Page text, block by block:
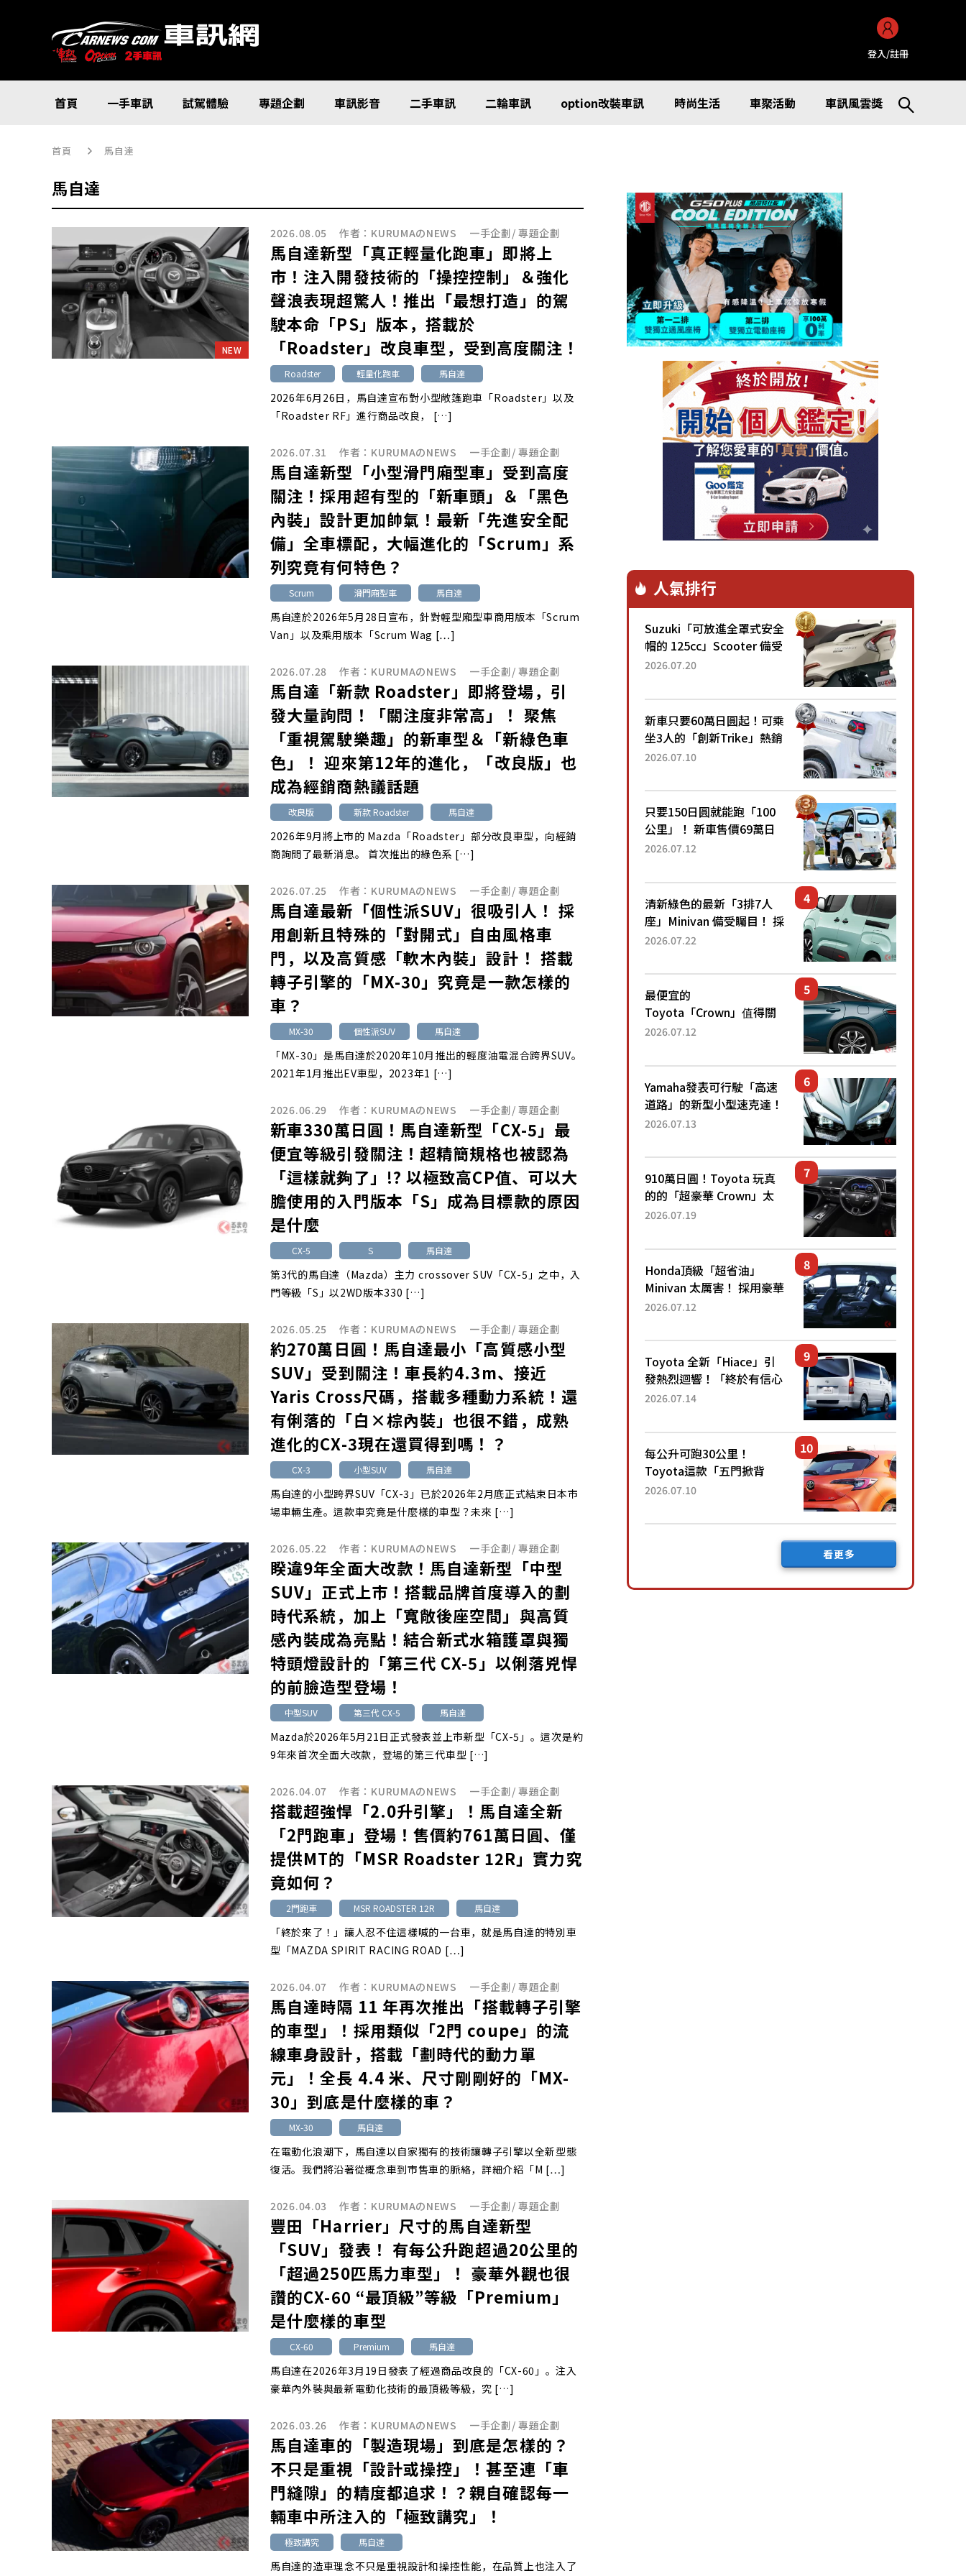
登入/註冊
首頁 一手車訊 試駕體驗 專題企劃 車訊影音 二手車訊 二輪車訊 option改裝車訊 時尚生活 車聚活動 車訊風雲獎
首頁 馬自達
馬自達
NEW
2026.08.05 作者： KURUMAのNEWS 一手企劃 /專題企劃
馬自達新型「真正輕量化跑車」即將上
市！注入開發技術的「操控控制」＆強化
聲浪表現超驚人！推出「最想打造」的駕
駛本命「PS」版本，搭載於
「Roadster」改良車型，受到高度關注！
Roadster 輕量化跑車 馬自達
2026年6月26日，馬自達宣布對小型敞篷跑車「Roadster」以及
「Roadster RF」進行商品改良， […]
2026.07.31 作者： KURUMAのNEWS 一手企劃 /專題企劃
馬自達新型「小型滑門廂型車」受到高度
關注！採用超有型的「新車頭」＆「黑色
內裝」設計更加帥氣！最新「先進安全配
備」全車標配，大幅進化的「Scrum」系
列究竟有何特色？
Scrum 滑門廂型車 馬自達
馬自達於2026年5月28日宣布，針對輕型廂型車商用版本「Scrum
Van」以及乘用版本「Scrum Wag […]
2026.07.28 作者： KURUMAのNEWS 一手企劃 /專題企劃
馬自達「新款 Roadster」即將登場，引
發大量詢問！「關注度非常高」！ 聚焦
「重視駕駛樂趣」的新車型＆「新綠色車
色」！ 迎來第12年的進化，「改良版」也
成為經銷商熱議話題
改良版 新款 Roadster 馬自達
2026年9月將上市的 Mazda「Roadster」部分改良車型，向經銷
商詢問了最新消息。 首次推出的綠色系 […]
2026.07.25 作者： KURUMAのNEWS 一手企劃 /專題企劃
馬自達最新「個性派SUV」很吸引人！ 採
用創新且特殊的「對開式」自由風格車
門，以及高質感「軟木內裝」設計！ 搭載
轉子引擎的「MX-30」究竟是一款怎樣的
車？
MX-30 個性派SUV 馬自達
「MX-30」是馬自達於2020年10月推出的輕度油電混合跨界SUV。
2021年1月推出EV車型，2023年1 […]
2026.06.29 作者： KURUMAのNEWS 一手企劃 /專題企劃
新車330萬日圓！馬自達新型「CX-5」最
便宜等級引發關注！超精簡規格也被認為
「這樣就夠了」!? 以極致高CP值、可以大
膽使用的入門版本「S」成為目標款的原因
是什麼
CX-5 S 馬自達
第3代的馬自達（Mazda）主力 crossover SUV「CX-5」之中，入
門等級「S」以2WD版本330 […]
2026.05.25 作者： KURUMAのNEWS 一手企劃 /專題企劃
約270萬日圓！馬自達最小「高質感小型
SUV」受到關注！車長約4.3m、接近
Yaris Cross尺碼，搭載多種動力系統！還
有俐落的「白×棕內裝」也很不錯，成熟
進化的CX-3現在還買得到嗎！？
CX-3 小型SUV 馬自達
馬自達的小型跨界SUV「CX-3」已於2026年2月底正式結束日本市
場車輛生產。這款車究竟是什麼樣的車型？未來 […]
2026.05.22 作者： KURUMAのNEWS 一手企劃 /專題企劃
睽違9年全面大改款！馬自達新型「中型
SUV」正式上市！搭載品牌首度導入的劃
時代系統，加上「寬敞後座空間」與高質
感內裝成為亮點！結合新式水箱護罩與獨
特頭燈設計的「第三代 CX-5」以俐落兇悍
的前臉造型登場！
中型SUV 第三代 CX-5 馬自達
Mazda於2026年5月21日正式發表並上市新型「CX-5」。這次是約
9年來首次全面大改款，登場的第三代車型 […]
2026.04.07 作者： KURUMAのNEWS 一手企劃 /專題企劃
搭載超強悍「2.0升引擎」！馬自達全新
「2門跑車」登場！售價約761萬日圓、僅
提供MT的「MSR Roadster 12R」實力究
竟如何？
2門跑車 MSR ROADSTER 12R 馬自達
「終於來了！」讓人忍不住這樣喊的一台車，就是馬自達的特別車
型「MAZDA SPIRIT RACING ROAD […]
2026.04.07 作者： KURUMAのNEWS 一手企劃 /專題企劃
馬自達時隔 11 年再次推出「搭載轉子引擎
的車型」！採用類似「2門 coupe」的流
線車身設計，搭載「劃時代的動力單
元」！全長 4.4 米、尺寸剛剛好的「MX-
30」到底是什麼樣的車？
MX-30 馬自達
在電動化浪潮下，馬自達以自家獨有的技術讓轉子引擎以全新型態
復活。我們將沿著從概念車到市售車的脈絡，詳細介紹「M […]
2026.04.03 作者： KURUMAのNEWS 一手企劃 /專題企劃
豐田「Harrier」尺寸的馬自達新型
「SUV」發表！ 有每公升跑超過20公里的
「超過250匹馬力車型」！ 豪華外觀也很
讚的CX-60 “最頂級”等級「Premium」
是什麼樣的車型
CX-60 Premium 馬自達
馬自達在2026年3月19日發表了經過商品改良的「CX-60」。注入
豪華內外裝與最新電動化技術的最頂級等級，究 […]
2026.03.26 作者： KURUMAのNEWS 一手企劃 /專題企劃
馬自達車的「製造現場」到底是怎樣的？
不只是重視「設計或操控」！甚至連「車
門縫隙」的精度都追求！？親自確認每一
輛車中所注入的「極致講究」！
極致講究 馬自達
馬自達的造車理念不只是重視設計和操控性能，在品質上也注入了
人氣排行
Suzuki「可放進全罩式安全
帽的 125cc」Scooter 備受
矚目！採用全新流線設計與
已陸續開始出口的新款
「B...
2026.07.20
新車只要60萬日圓起！可乘
坐3人的「創新Trike」熱銷
大賣成為人氣車款！「養車
日圓就能跑100公里」「小
朋友坐得...
2026.07.10
只要150日圓就能跑「100
公里」！ 新車售價69萬日
圓的「3人座」Trike大受歡
為何能迅速熱賣？
2026.07.12
清新綠色的最新「3排7人
座」Minivan 備受矚目！ 採
用全長4.7公尺剛剛好的車
還推出467萬元日圓起的5
人座版...
2026.07.22
最便宜的
Toyota「Crown」值得關
注！ 搭載4WD、每公升
眼！ 配備豐富、超越售價
水準，堪稱高CP值代表的
「...
2026.07.12
Yamaha發表可行駛「高速
道路」的新型小型速克達！
搭載能享受超強勁「渦輪
高階「Super Sport」車款
相同的...
2026.07.13
910萬日圓！Toyota 玩真
的的「超豪華 Crown」太
厲害了！採用由「匠人技
運動化「底盤設定」！還配
備專屬豪華...
2026.07.19
Honda頂級「超省油」
Minivan 太厲害！ 採用豪華
「真皮座椅」與專屬「黑色
公里，兼具優異節能表現與
舒適「三...
2026.07.12
Toyota 全新「Hiace」引
發熱烈迴響！「終於有信心
下訂了！」「哪個等級交車
後竟然還要等「超過半年」
才能交車？...
2026.07.14
每公升可跑30公里！
Toyota這款「五門掀背
車」真的很厲害！ 擁有全
尺寸」，配備全面升級！
2026.07.10
看更多